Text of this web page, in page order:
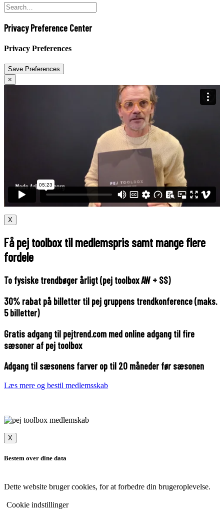
Privacy Preference Center
Privacy Preferences
×
X
Få pej toolbox til medlemspris samt mange flere
fordele
To fysiske trendbøger årligt (pej toolbox AW + SS)
30% rabat på billetter til pej gruppens trendkonference (maks.
5 billetter)
Gratis adgang til pejtrend.com med online adgang til fire
sæsoner af pej toolbox
Adgang til sæsonens farver op til 20 måneder før sæsonen
Læs mere og bestil medlemsskab
X
Bestem over dine data
Dette website bruger cookies, for at forbedre din brugeroplevelse.
Cookie indstillinger